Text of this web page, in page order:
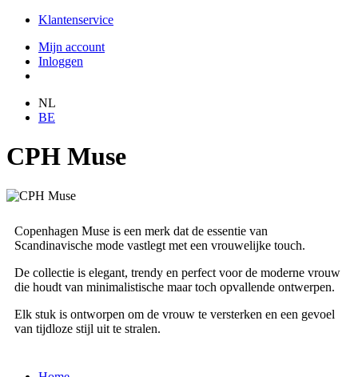
Klantenservice
Mijn account
Inloggen
NL
BE
CPH Muse
Copenhagen Muse is een merk dat de essentie van
Scandinavische mode vastlegt met een vrouwelijke touch.
De collectie is elegant, trendy en perfect voor de moderne vrouw
die houdt van minimalistische maar toch opvallende ontwerpen.
Elk stuk is ontworpen om de vrouw te versterken en een gevoel
van tijdloze stijl uit te stralen.